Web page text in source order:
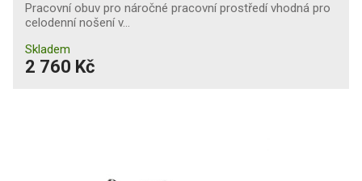
Pracovní obuv pro náročné pracovní prostředí vhodná pro
celodenní nošení v…
Skladem
2 760 Kč